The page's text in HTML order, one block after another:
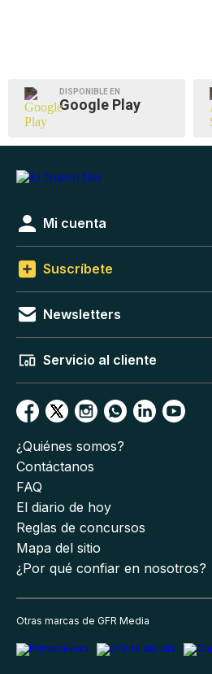
DISPONIBLE EN
Google Play
Mi cuenta
Suscríbete
Newsletters
Servicio al cliente
¿Quiénes somos?
Contáctanos
FAQ
El diario de hoy
Reglas de concursos
Mapa del sitio
¿Por qué confiar en nosotros?
Otras marcas de GFR Media